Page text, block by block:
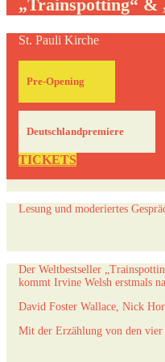
„Trainspotting“ &
St. Pauli Kirche
Pre-Opening
Deutschlandpremiere
TICKETS
Lesung und moderiertes
Der Weltbestseller
kommt Irvine Welsh erstmals
David Foster Wallace, Nick
Mit der Erzählung von den vier